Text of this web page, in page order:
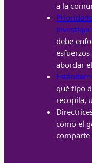
a la
debe
abordar
qué tipo
recopila,
cómo el